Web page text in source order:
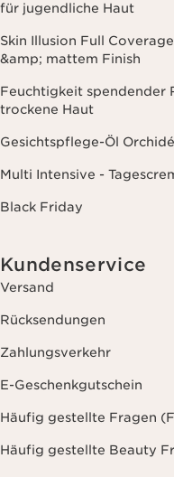
für jugendliche Haut
Skin Illusion Full
&amp; mattem Finish
Feuchtigkeit spendender
trockene Haut
Gesichtspflege-Öl
Multi Intensive -
Black Friday
Kundenservice
Versand
Rücksendungen
Zahlungsverkehr
E-Geschenkgutschein
Häufig gestellte Fragen
Häufig gestellte Beauty